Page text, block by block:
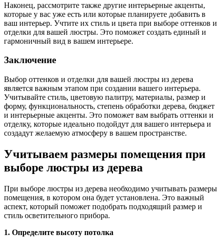
Наконец, рассмотрите также другие интерьерные акценты,
которые у вас уже есть или которые планируете добавить в
ваш интерьер. Учтите их стиль и цвета при выборе оттенков и
отделки для вашей люстры. Это поможет создать единый и
гармоничный вид в вашем интерьере.
Заключение
Выбор оттенков и отделки для вашей люстры из дерева
является важным этапом при создании вашего интерьера.
Учитывайте стиль, цветовую палитру, материалы, размер и
форму, функциональность, степень обработки дерева, бюджет
и интерьерные акценты. Это поможет вам выбрать оттенки и
отделку, которые идеально подойдут для вашего интерьера и
создадут желаемую атмосферу в вашем пространстве.
Учитываем размеры помещения при
выборе люстры из дерева
При выборе люстры из дерева необходимо учитывать размеры
помещения, в котором она будет установлена. Это важный
аспект, который поможет подобрать подходящий размер и
стиль осветительного прибора.
1. Определите высоту потолка